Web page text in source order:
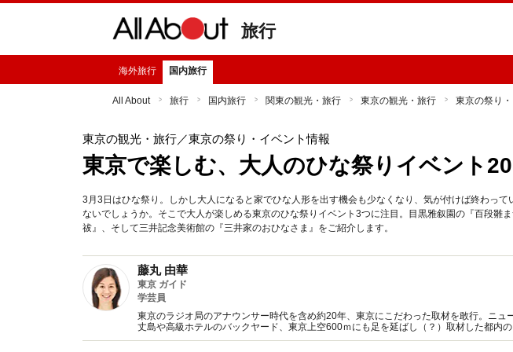
旅行
海外旅行 国内旅行
All About 旅行 国内旅行 関東の観光・旅行 東京の観光・旅行 東京の祭り
東京の観光・旅行／東京の祭り・イベント情報
東京で楽しむ、大人のひな祭りイベント
3月3日はひな祭り。しかし大人になると家でひな人形を出す機会も少なくなり、気が付けば終わっ
ないでしょうか。そこで大人が楽しめる東京のひな祭りイベント3つに注目。目黒雅叙園の『百段雛
祓』、そして三井記念美術館の『三井家のおひなさま』をご紹介します。
藤丸 由華
東京 ガイド
学芸員
東京のラジオ局のアナウンサー時代を含め約20年、東京にこだわった取材を敢行。ニュ
丈島や高級ホテルのバックヤード、東京上空600ｍにも足を延ばし（？）取材した都内
し、現在はAll About東京ガイド、ラジオパーソナリティー、2足の草鞋で活動中。